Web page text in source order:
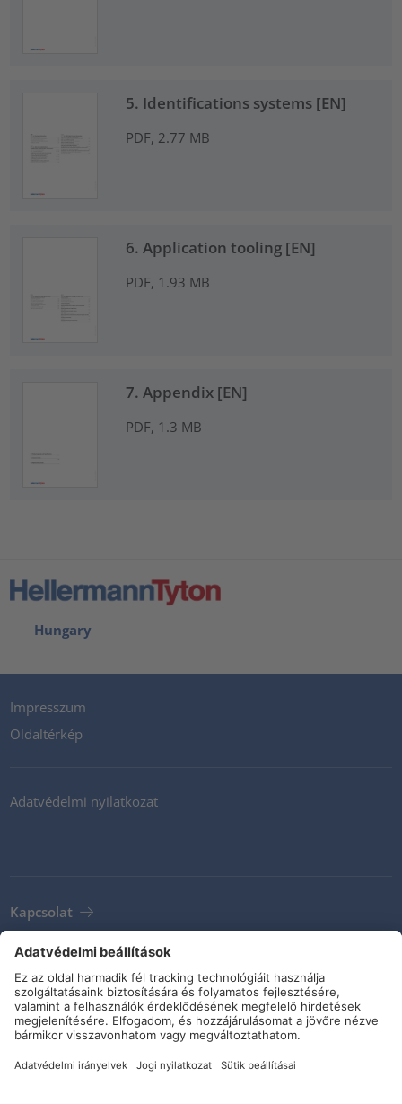
5. Identifications systems [EN]
PDF, 2.77 MB
6. Application tooling [EN]
PDF, 1.93 MB
7. Appendix [EN]
PDF, 1.3 MB
Hungary
Impresszum
Oldaltérkép
Adatvédelmi nyilatkozat
Kapcsolat
ÁSZF
Irányelvek és kötelezettségvállalások
Közösségi média